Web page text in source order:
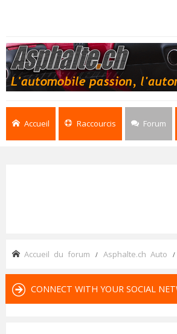
Accueil Raccourcis Forum
Accueil du forum Asphalte.ch Auto
CONNECT WITH YOUR SOCIAL